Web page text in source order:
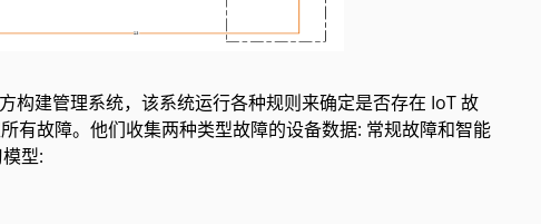
构建管理系统，该系统运行各种规则来确定是否存在 IoT 故
有故障。他们收集两种类型故障的设备数据: 常规故障和智能
型: